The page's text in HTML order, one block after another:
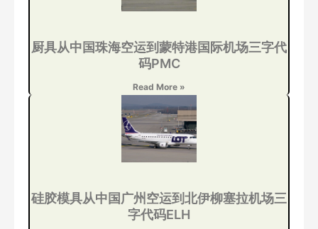
厨具从中国珠海空运到蒙特港国际机场三字代
码PMC
Read More »
硅胶模具从中国广州空运到北伊柳塞拉机场三
字代码ELH